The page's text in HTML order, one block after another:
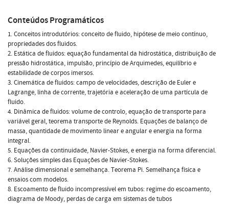
Conteúdos Programáticos
1. Conceitos introdutórios: conceito de fluido, hipótese de meio contínuo,
propriedades dos fluidos.
2. Estática de fluidos: equação fundamental da hidrostática, distribuição de
pressão hidrostática, impulsão, princípio de Arquimedes, equilíbrio e
estabilidade de corpos imersos.
3. Cinemática de fluidos: campo de velocidades, descrição de Euler e
Lagrange, linha de corrente, trajetória e aceleração de uma partícula de
fluido.
4. Dinâmica de fluidos: volume de controlo, equação de transporte para
variável geral, teorema transporte de Reynolds. Equações de balanço de
massa, quantidade de movimento linear e angular e energia na forma
integral.
5. Equações da continuidade, Navier-Stokes, e energia na forma diferencial.
6. Soluções simples das Equações de Navier-Stokes.
7. Análise dimensional e semelhança. Teorema Pi. Semelhança física e
ensaios com modelos.
8. Escoamento de fluido incompressível em tubos: regime do escoamento,
diagrama de Moody, perdas de carga em sistemas de tubos